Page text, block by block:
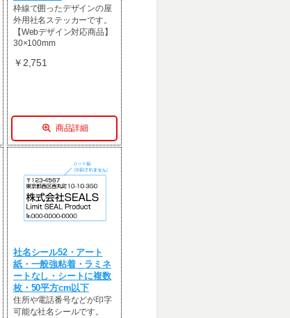
枠線で囲ったデザインの屋
外用社名ステッカーです。
【Webデザイン対応商品】
30×100mm
￥2,751
商品詳細
社名シール52・アート
紙・一般強粘着・ラミネ
ートなし・シートに複数
枚・50平方cm以下
住所や電話番号などが印字
可能な社名シールです。